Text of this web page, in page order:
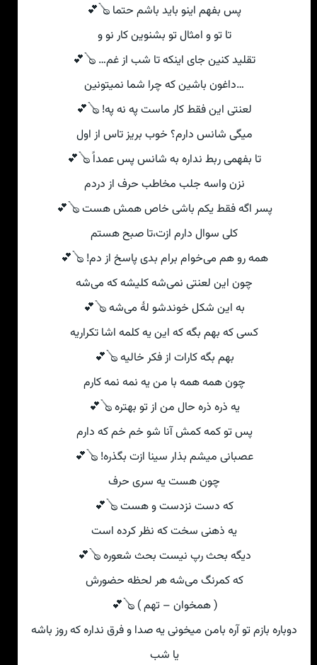
پس بفهم اینو باید باشم حتما 🪕💕
تا تو و امثال تو بشنوین کار نو و
تقلید کنین جای اینکه تا شب از غم… 🪕💕
…داغون باشین که چرا شما نمیتونین
لعنتی این فقط کار ماست په نه په! 🪕💕
میگی‌ شانس دارم؟ خوب بریز تاس از اول
تا بفهمی ربط نداره به شانس پس عمداً 🪕💕
نزن واسه جلب مخاطب حرف از دردم
پسر اگه فقط یکم باشی‌ خاص همش هست 🪕💕
کلی‌ سوال دارم ازت،تا صبح هستم
همه رو هم می‌خوام برام بدی پاسخ از دم! 🪕💕
چون این لعنتی نمی‌شه کلیشه که می‌شه
به این شکل خوندشو لهٔ می‌شه 🪕💕
کسی‌ که بهم بگه که این یه کلمه اشا تکراریه
بهم بگه کارات از فکر خالیه 🪕💕
چون همه همه با من یه نمه نمه کارم
یه ذره ذره حال من از تو بهتره 🪕💕
پس تو کمه کمش آنا شو خم خم که دارم
عصبانی‌ میشم بذار سینا ازت بگذره! 🪕💕
چون هست یه سری حرف
که دست نزدست و هست 🪕💕
یه ذهنی‌ سخت که نظر کرده است
دیگه بحث رپ نیست بحث شعوره 🪕💕
که کمرنگ می‌شه هر لحظه حضورش
( همخوان – تهم ) 🪕💕
دوباره بازم تو آره بامن میخونی‌ یه صدا و فرق نداره که روز باشه
یا شب